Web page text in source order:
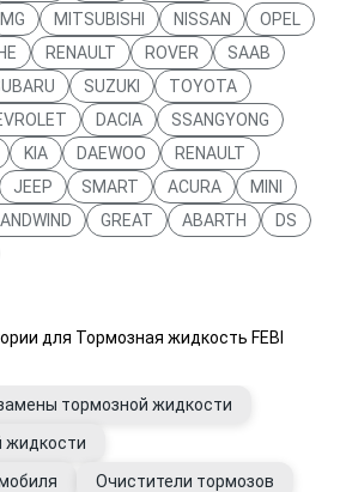
MG MITSUBISHI NISSAN
OPEL
RENAULT ROVER
SAAB
SUZUKI
TOYOTA
DACIA
SSANGYONG
KIA DAEWOO
RENAULT
JEEP SMART ACURA
MINI
LANDWIND GREAT ABARTH
DS
для Тормозная жидкость FEBI
тормозной жидкости
жидкости
Очистители тормозов